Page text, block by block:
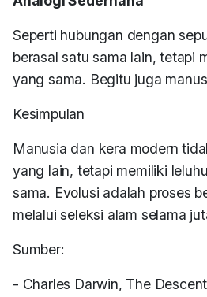
Seperti hubungan dengan
berasal satu sama lain, tetapi
yang sama. Begitu juga
Kesimpulan
Manusia dan kera modern
yang lain, tetapi memiliki
sama. Evolusi adalah proses
melalui seleksi alam selama
Sumber:
- Charles Darwin, The